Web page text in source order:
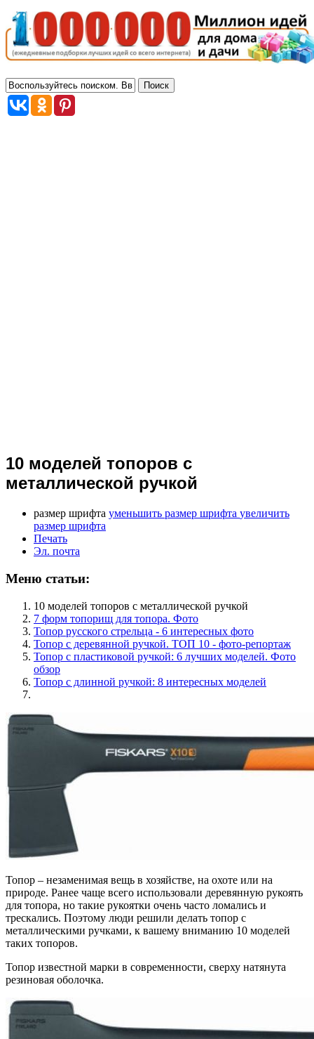
10 моделей топоров с
металлической ручкой
размер шрифта уменьшить размер шрифта увеличить
размер шрифта
Печать
Эл. почта
Меню статьи:
10 моделей топоров с металлической ручкой
7 форм топорищ для топора. Фото
Топор русского стрельца - 6 интересных фото
Топор с деревянной ручкой. ТОП 10 - фото-репортаж
Топор с пластиковой ручкой: 6 лучших моделей. Фото
обзор
Топор с длинной ручкой: 8 интересных моделей
Топор – незаменимая вещь в хозяйстве, на охоте или на
природе. Ранее чаще всего использовали деревянную рукоять
для топора, но такие рукоятки очень часто ломались и
трескались. Поэтому люди решили делать топор с
металлическими ручками, к вашему вниманию 10 моделей
таких топоров.
Топор известной марки в современности, сверху натянута
резиновая оболочка.